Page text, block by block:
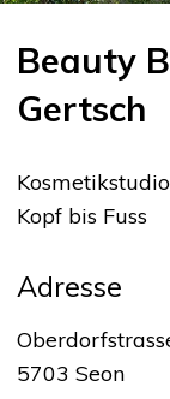
Beauty
Gertsch
Kopf bis Fuss
Adresse
5703 Seon